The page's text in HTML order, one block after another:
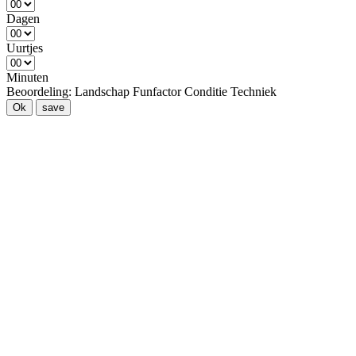
Dagen
Uurtjes
Minuten
Beoordeling: Landschap Funfactor Conditie Techniek
Ok save